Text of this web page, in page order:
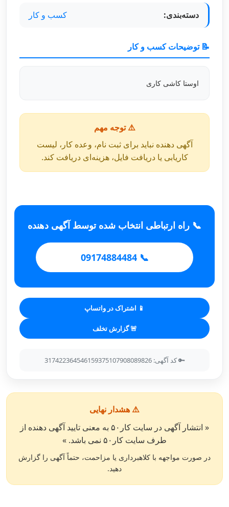
دسته‌بندی: کسب و کار
📝 توضیحات کسب و کار
اوستا کاشی کاری
⚠️ توجه مهم
آگهی دهنده نباید برای ثبت نام، وعده کار، لیست
کاریابی یا دریافت فایل، هزینه‌ای دریافت کند.
📞 راه ارتباطی انتخاب شده توسط آگهی دهنده
📞 09174884484
📱 اشتراک در واتساپ
🚨 گزارش تخلف
🔑 کد آگهی: 317422364546159375107908089826
⚠️ هشدار نهایی
« انتشار آگهی در سایت کار۵۰ به معنی تایید آگهی دهنده از
طرف سایت کار۵۰ نمی باشد. »
در صورت مواجهه با کلاهبرداری یا مزاحمت، حتماً آگهی را گزارش
دهید.